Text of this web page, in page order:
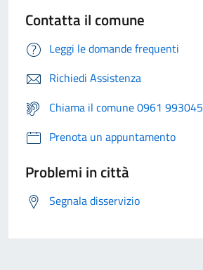
Contatta il comune
Leggi le domande frequenti
Richiedi Assistenza
Chiama il comune 0961 993045
Prenota un appuntamento
Problemi in città
Segnala disservizio